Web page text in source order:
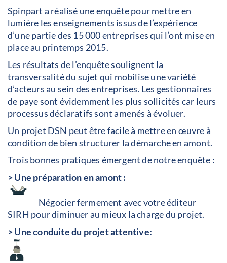
Spinpart a réalisé une enquête pour mettre en
lumière les enseignements issus de l’expérience
d’une partie des 15 000 entreprises qui l’ont mise en
place au printemps 2015.
Les résultats de l’enquête soulignent la
transversalité du sujet qui mobilise une variété
d’acteurs au sein des entreprises. Les gestionnaires
de paye sont évidemment les plus sollicités car leurs
processus déclaratifs sont amenés à évoluer.
Un projet DSN peut être facile à mettre en œuvre à
condition de bien structurer la démarche en amont.
Trois bonnes pratiques émergent de notre enquête :
> Une préparation en amont :
Négocier fermement avec votre éditeur
SIRH pour diminuer au mieux la charge du projet.
> Une conduite du projet attentive: